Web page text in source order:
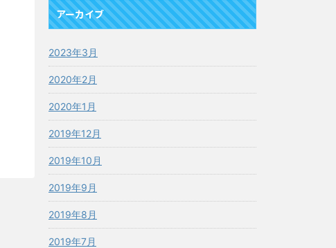
アーカイブ
2023年3月
2020年2月
2020年1月
2019年12月
2019年10月
2019年9月
2019年8月
2019年7月